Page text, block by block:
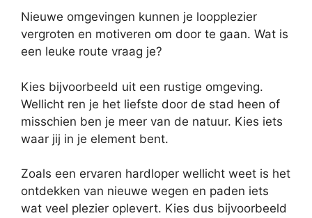
Nieuwe omgevingen kunnen je loopplezier
vergroten en motiveren om door te gaan. Wat is
een leuke route vraag je?
Kies bijvoorbeeld uit een rustige omgeving.
Wellicht ren je het liefste door de stad heen of
misschien ben je meer van de natuur. Kies iets
waar jij in je element bent.
Zoals een ervaren hardloper wellicht weet is het
ontdekken van nieuwe wegen en paden iets
wat veel plezier oplevert. Kies dus bijvoorbeeld